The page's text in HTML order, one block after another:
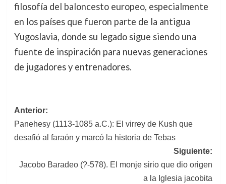
filosofía del baloncesto europeo, especialmente
en los países que fueron parte de la antigua
Yugoslavia, donde su legado sigue siendo una
fuente de inspiración para nuevas generaciones
de jugadores y entrenadores.
Navegación
de
Anterior:
Panehesy (1113-1085 a.C.): El virrey de Kush que
desafió al faraón y marcó la historia de Tebas
Siguiente:
Jacobo Baradeo (?-578). El monje sirio que dio origen
a la Iglesia jacobita